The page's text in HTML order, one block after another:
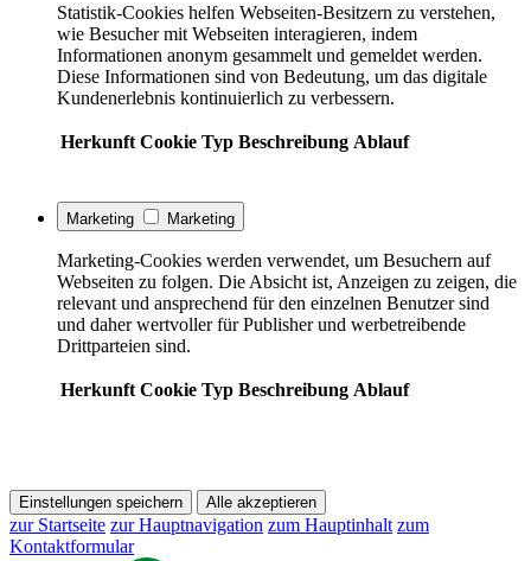
Statistik-Cookies helfen Webseiten-Besitzern zu verstehen,
wie Besucher mit Webseiten interagieren, indem
Informationen anonym gesammelt und gemeldet werden.
Diese Informationen sind von Bedeutung, um das digitale
Kundenerlebnis kontinuierlich zu verbessern.
Herkunft Cookie Typ Beschreibung Ablauf
Marketing Marketing
Marketing-Cookies werden verwendet, um Besuchern auf
Webseiten zu folgen. Die Absicht ist, Anzeigen zu zeigen, die
relevant und ansprechend für den einzelnen Benutzer sind
und daher wertvoller für Publisher und werbetreibende
Drittparteien sind.
Herkunft Cookie Typ Beschreibung Ablauf
Einstellungen speichern Alle akzeptieren
zur Startseite zur Hauptnavigation zum Hauptinhalt zum
Kontaktformular